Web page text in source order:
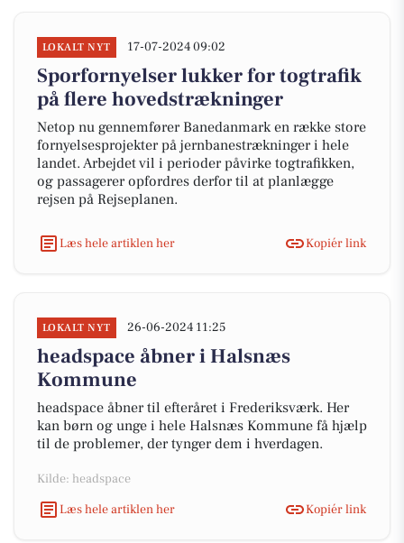
LOKALT NYT 17-07-2024 09:02
Sporfornyelser lukker for togtrafik
på flere hovedstrækninger
Netop nu gennemfører Banedanmark en række store
fornyelsesprojekter på jernbanestrækninger i hele
landet. Arbejdet vil i perioder påvirke togtrafikken,
og passagerer opfordres derfor til at planlægge
rejsen på Rejseplanen.
Læs hele artiklen her Kopiér link
LOKALT NYT 26-06-2024 11:25
headspace åbner i Halsnæs
Kommune
headspace åbner til efteråret i Frederiksværk. Her
kan børn og unge i hele Halsnæs Kommune få hjælp
til de problemer, der tynger dem i hverdagen.
Kilde: headspace
Læs hele artiklen her
Kopiér link